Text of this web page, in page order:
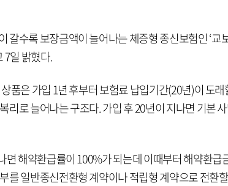
갈수록 보장금액이 늘어나는 체증형 종신보험인 ‘
7일 밝혔다.
품은 가입 1년 후부터 보험료 납입기간(20년)이 도
리로 늘어나는 구조다. 가입 후 20년이 지나면 기본
면 해약환급률이 100%가 되는데 이때부터 해약환급
를 일반종신전환형 계약이나 적립형 계약으로 전환